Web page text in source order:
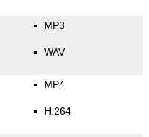
MP3
WAV
MP4
H.264